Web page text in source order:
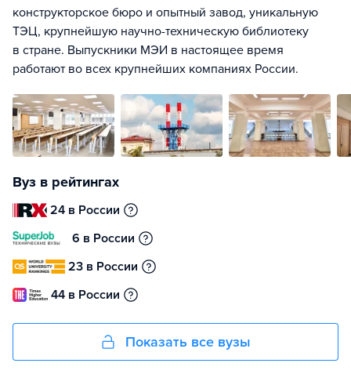
конструкторское бюро и опытный завод, уникальную
ТЭЦ, крупнейшую научно-техническую библиотеку
в стране. Выпускники МЭИ в настоящее время
работают во всех крупнейших компаниях России.
Вуз в рейтингах
24 в России
6 в России
23 в России
44 в России
Показать все вузы